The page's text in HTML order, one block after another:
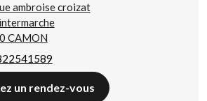
ambroise croizat
CAMON
un rendez-vous